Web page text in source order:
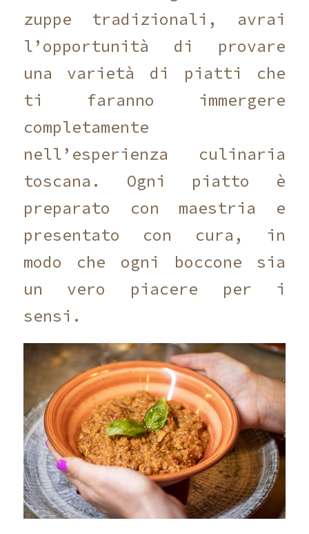
zuppe tradizionali, avrai
l’opportunità di provare
una varietà di piatti che
ti faranno immergere
completamente
nell’esperienza culinaria
toscana. Ogni piatto è
preparato con maestria e
presentato con cura, in
modo che ogni boccone sia
un vero piacere per i
sensi.